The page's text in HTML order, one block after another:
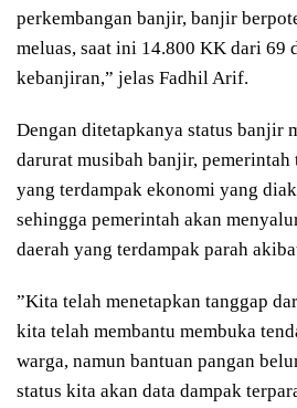
perkembangan banjir, banjir
meluas, saat ini 14.800 KK dari 69
kebanjiran,” jelas Fadhil Arif.
Dengan ditetapkanya status banjir
darurat musibah banjir, pemerintah
yang terdampak ekonomi yang
sehingga pemerintah akan
daerah yang terdampak parah
”Kita telah menetapkan tanggap
kita telah membantu membuka
warga, namun bantuan pangan
status kita akan data dampak